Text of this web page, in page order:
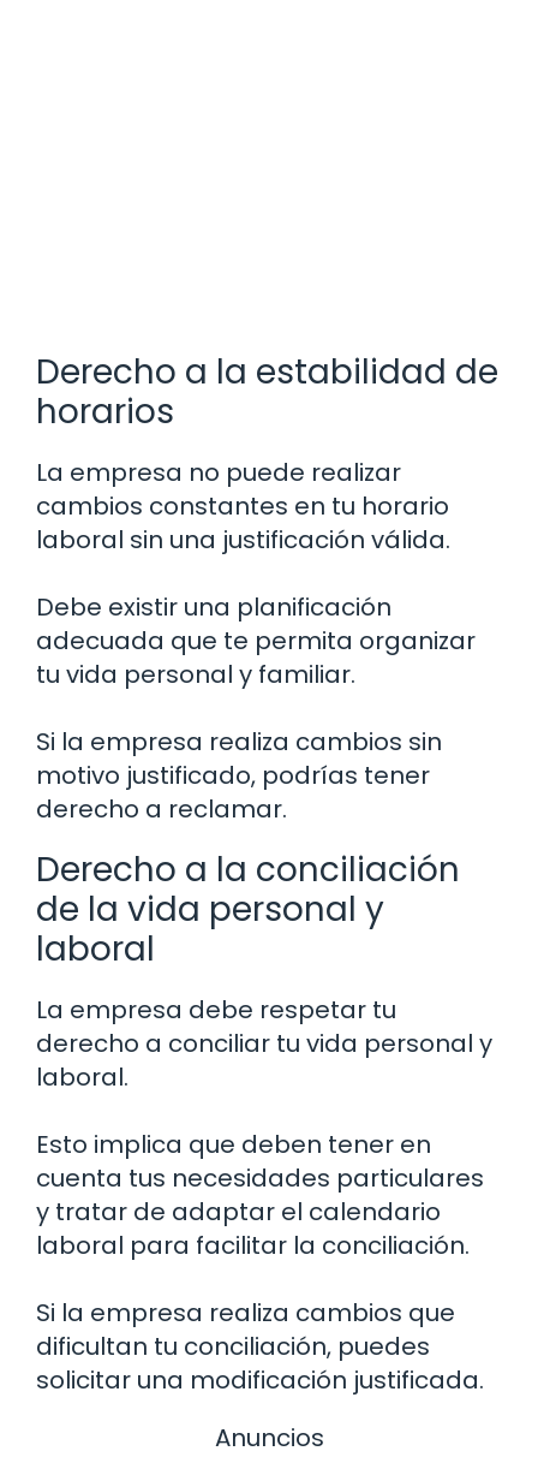
Derecho a la estabilidad de
horarios
La empresa no puede realizar
cambios constantes en tu horario
laboral sin una justificación válida.
Debe existir una planificación
adecuada que te permita organizar
tu vida personal y familiar.
Si la empresa realiza cambios sin
motivo justificado, podrías tener
derecho a reclamar.
Derecho a la conciliación
de la vida personal y
laboral
La empresa debe respetar tu
derecho a conciliar tu vida personal y
laboral.
Esto implica que deben tener en
cuenta tus necesidades particulares
y tratar de adaptar el calendario
laboral para facilitar la conciliación.
Si la empresa realiza cambios que
dificultan tu conciliación, puedes
solicitar una modificación justificada.
Anuncios